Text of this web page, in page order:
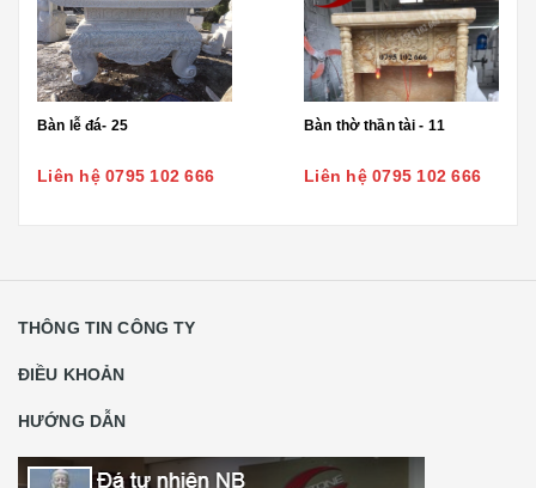
Bàn lễ đá- 25
Liên hệ 0795 102 666
Bàn thờ thần tài - 11
Liên hệ 0795 102 666
THÔNG TIN CÔNG TY
ĐIỀU KHOẢN
HƯỚNG DẪN